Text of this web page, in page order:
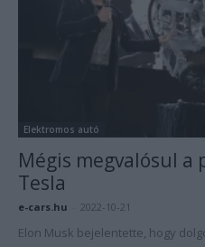
Elektromos autó
Mégis megvalósul a
Tesla
e-cars.hu 2022-10-21
Elon Musk bejelentette, hogy